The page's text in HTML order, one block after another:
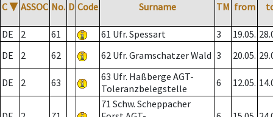
C ▼ ASSOC No. D Code Surname TM from
DE 2 61 61 Ufr. Spessart 3 19.05.
DE
2 62 62 Ufr. Gramschatzer Wald 3 20.05.
DE 2 63
63 Ufr. Haßberge AGT-
Toleranzbelegstelle
6 12.05.
71 Schw. Scheppacher